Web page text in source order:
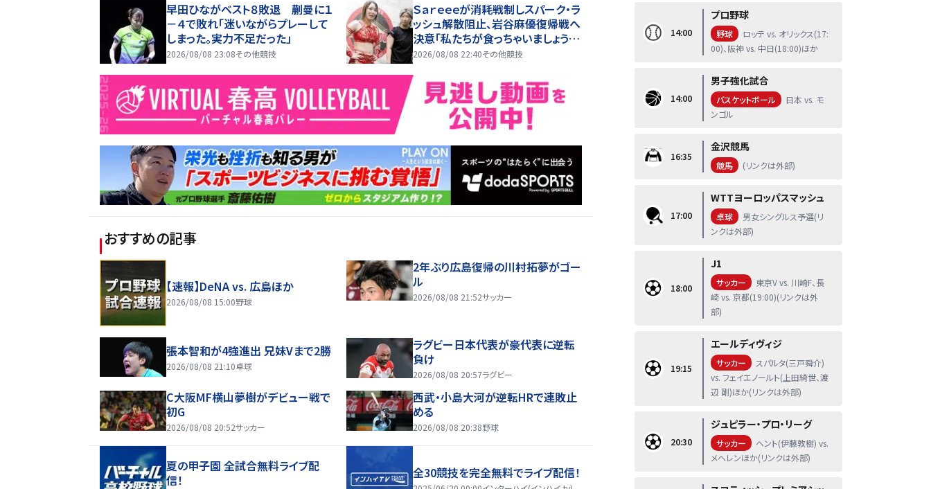
早田ひながベスト８敗退 蒯曼に１
－４で敗れ「迷いながらプレーして
しまった。実力不足だった」
2026/08/08 23:08その他競技
Ｓａｒｅｅｅが消耗戦制しスパーク・ラ
ッシュ解散阻止、岩谷麻優復帰戦へ
決意「私たちが食っちゃいましょう」
【マーベラス】
2026/08/08 22:40その他競技
おすすめの記事
【速報】DeNA vs. 広島ほか
2026/08/08 15:00野球
2年ぶり広島復帰の川村拓夢がゴー
ル
2026/08/08 21:52サッカー
張本智和が4強進出 兄妹Vまで2勝
2026/08/08 21:10卓球
ラグビー日本代表が豪代表に逆転
負け
2026/08/08 20:57ラグビー
C大阪MF横山夢樹がデビュー戦で
初G
2026/08/08 20:52サッカー
西武・小島大河が逆転HRで連敗止
める
2026/08/08 20:38野球
夏の甲子園 全試合無料ライブ配
信！
全30競技を完全無料でライブ配信！
14:00
プロ野球
野球
ロッテ vs. オリックス(17:
00)、阪神 vs. 中日(18:00)ほか
14:00
男子強化試合
バスケットボール
日本 vs. モ
ンゴル
16:35
金沢競馬
競馬 (リンクは外部)
17:00
WTTヨーロッパスマッシュ
卓球
男女シングルス予選(リ
ンクは外部)
18:00
J1
サッカー
東京V vs. 川崎F、長
崎 vs. 京都(19:00)(リンクは外
部)
19:15
エールディヴィジ
サッカー
スパルタ(三戸舜介)
vs. フェイエノールト(上田綺世、渡
辺 剛)ほか(リンクは外部)
20:30
ジュピラー・プロ・リーグ
サッカー
ヘント(伊藤敦樹) vs.
メヘレンほか(リンクは外部)